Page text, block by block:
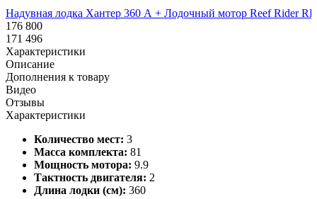
Надувная лодка Хантер 360 А + Лодочный мотор Reef Rider
176 800
171 496
Характеристики
Описание
Дополнения к товару
Видео
Отзывы
Характеристики
Количество мест: 3
Масса комплекта: 81
Мощность мотора: 9.9
Тактность двигателя: 2
Длина лодки (см): 360